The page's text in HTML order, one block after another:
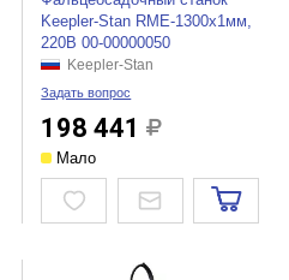
Keepler-Stan RME-1300x1мм,
220В 00-00000050
Keepler-Stan
Задать вопрос
198 441
Мало